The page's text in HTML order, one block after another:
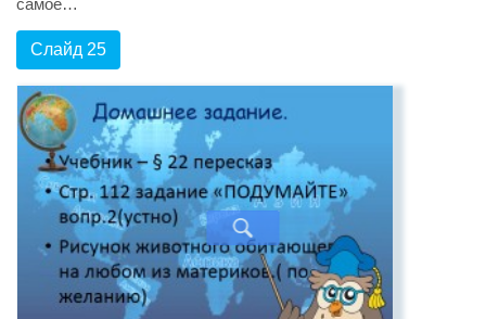
Слайд 25